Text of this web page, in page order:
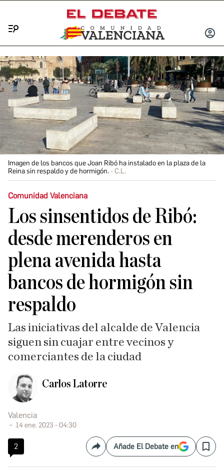
INICIAR
Imagen de los bancos que Joan Ribó ha instalado en la plaza de la
Reina sin respaldo y de hormigón.
C.L.
Comunidad Valenciana
Los sinsentidos de Ribó:
desde merenderos en
plena avenida hasta
bancos de hormigón sin
respaldo
Las iniciativas del alcalde de Valencia
siguen sin cuajar entre vecinos y
comerciantes de la ciudad
Carlos Latorre
Valencia
14 ene. 2023 - 04:30
2 CompartirAñade El Debate en Save